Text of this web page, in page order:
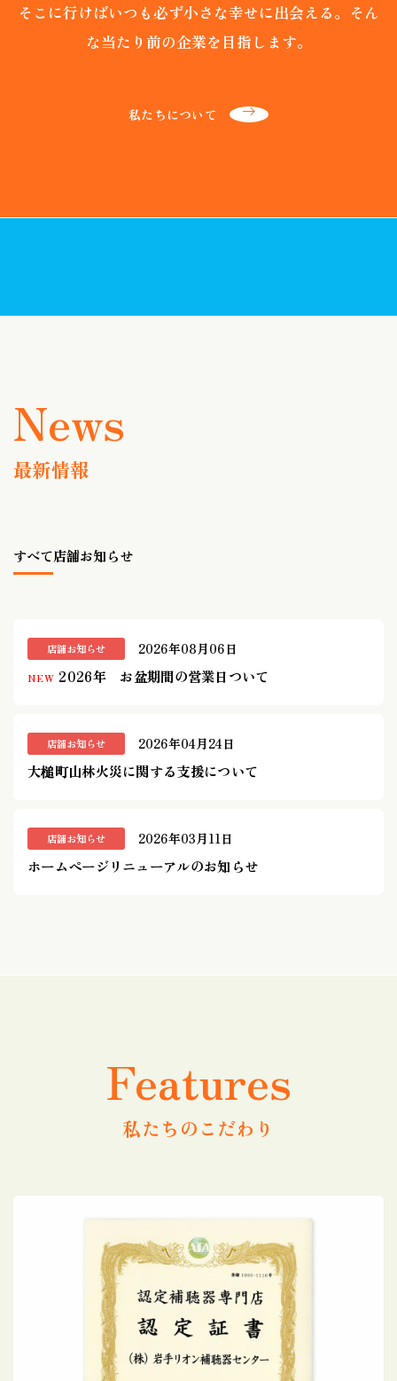
そこに行けばいつも必ず小さな幸せに出会える。 そん
な当たり前の企業を目指します。
私たちについて
これから補聴器を
News
最新情報
すべて店舗お知らせ
店舗お知らせ 2026年08月06日
NEW 2026年 お盆期間の営業日ついて
店舗お知らせ 2026年04月24日
大槌町山林火災に関する支援について
店舗お知らせ 2026年03月11日
ホームページリニューアルのお知らせ
Features
私たちのこだわり